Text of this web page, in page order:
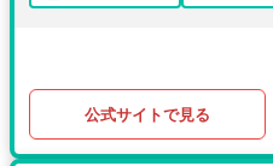
公式サイトで見る